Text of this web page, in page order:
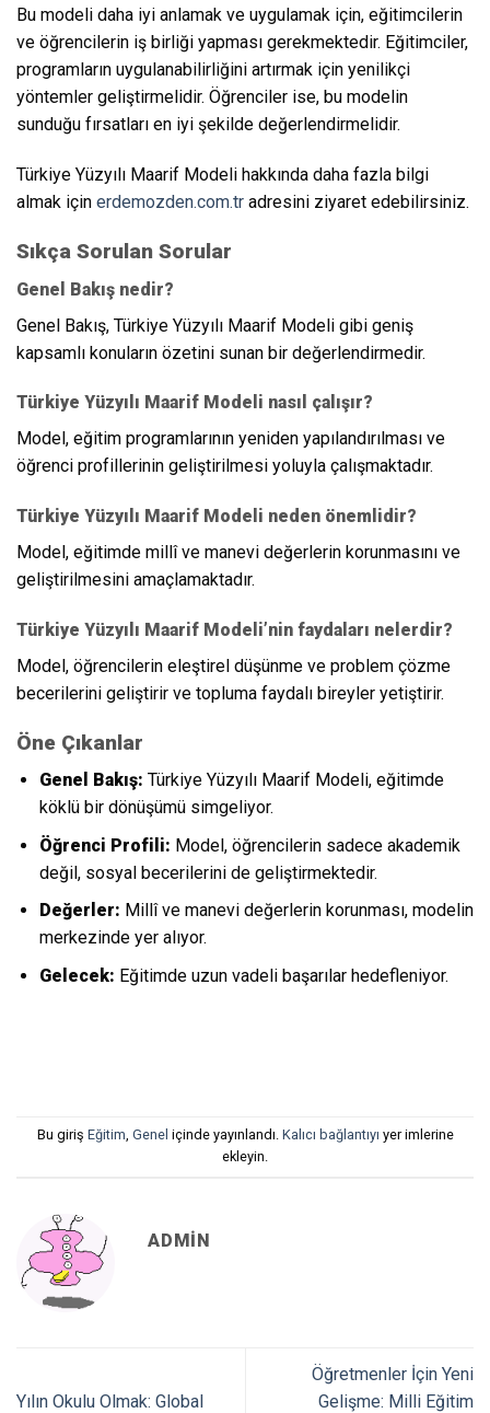
Bu modeli daha iyi anlamak ve uygulamak için, eğitimcilerin
ve öğrencilerin iş birliği yapması gerekmektedir. Eğitimciler,
programların uygulanabilirliğini artırmak için yenilikçi
yöntemler geliştirmelidir. Öğrenciler ise, bu modelin
sunduğu fırsatları en iyi şekilde değerlendirmelidir.
Türkiye Yüzyılı Maarif Modeli hakkında daha fazla bilgi
almak için erdemozden.com.tr adresini ziyaret edebilirsiniz.
Sıkça Sorulan Sorular
Genel Bakış nedir?
Genel Bakış, Türkiye Yüzyılı Maarif Modeli gibi geniş
kapsamlı konuların özetini sunan bir değerlendirmedir.
Türkiye Yüzyılı Maarif Modeli nasıl çalışır?
Model, eğitim programlarının yeniden yapılandırılması ve
öğrenci profillerinin geliştirilmesi yoluyla çalışmaktadır.
Türkiye Yüzyılı Maarif Modeli neden önemlidir?
Model, eğitimde millî ve manevi değerlerin korunmasını ve
geliştirilmesini amaçlamaktadır.
Türkiye Yüzyılı Maarif Modeli’nin faydaları nelerdir?
Model, öğrencilerin eleştirel düşünme ve problem çözme
becerilerini geliştirir ve topluma faydalı bireyler yetiştirir.
Öne Çıkanlar
Genel Bakış: Türkiye Yüzyılı Maarif Modeli, eğitimde
köklü bir dönüşümü simgeliyor.
Öğrenci Profili: Model, öğrencilerin sadece akademik
değil, sosyal becerilerini de geliştirmektedir.
Değerler: Millî ve manevi değerlerin korunması, modelin
merkezinde yer alıyor.
Gelecek: Eğitimde uzun vadeli başarılar hedefleniyor.
Bu giriş Eğitim, Genel içinde yayınlandı. Kalıcı bağlantıyı yer imlerine
ekleyin.
ADMIN
Yılın Okulu Olmak: Global
Öğretmenler İçin Yeni
Gelişme: Milli Eğitim